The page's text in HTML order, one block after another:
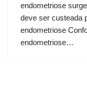
endometriose
deve ser custeada
endometriose
endometriose…